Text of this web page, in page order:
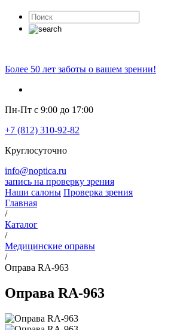
Более 50 лет заботы о вашем зрении!
Пн-Пт с 9:00 до 17:00
+7 (812) 310-92-82
Круглосуточно
info@noptica.ru
запись на проверку зрения
Наши салоны Проверка зрения
Главная
/
Каталог
/
Медицинские оправы
/
Оправа RA-963
Оправа RA-963